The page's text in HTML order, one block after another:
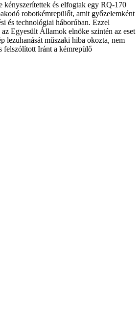
kényszerítettek és elfogtak egy RQ-170
robotkémrepülőt, amit győzelemként
és technológiai háborúban. Ezzel
Egyesült Államok elnöke szintén az eset
lezuhanását műszaki hiba okozta, nem
felszólított Iránt a kémrepülő